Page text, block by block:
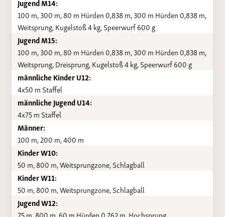
Jugend M14:
100 m, 300 m, 80 m Hürden 0,838 m, 300 m Hürden 0,838 m,
Weitsprung, Kugelstoß 4 kg, Speerwurf 600 g
Jugend M15:
100 m, 300 m, 80 m Hürden 0,838 m, 300 m Hürden 0,838 m,
Weitsprung, Dreisprung, Kugelstoß 4 kg, Speerwurf 600 g
männliche Kinder U12:
4x50 m Staffel
männliche Jugend U14:
4x75 m Staffel
Männer:
100 m, 200 m, 400 m
Kinder W10:
50 m, 800 m, Weitsprungzone, Schlagball
Kinder W11:
50 m, 800 m, Weitsprungzone, Schlagball
Jugend W12:
75 m, 800 m, 60 m Hürden 0,762 m, Hochsprung,